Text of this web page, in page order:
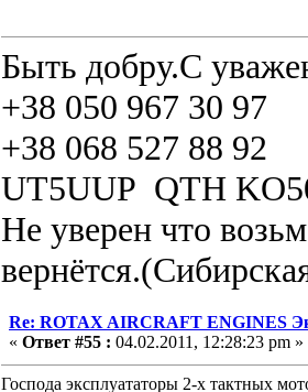
Быть добру.С
+38 050 967 30 97
+38 068 527 88 92
UT5UUP QTH
Не уверен что
Re: ROTAX AIRCRAFT ENGINES
« Ответ #55 : 04.02.2011, 12:28:23 pm »
Господа эксплуататоры 2-х тактных